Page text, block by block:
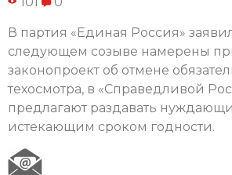
В партия «Единая Россия»
следующем созыве намерены
законопроект об отмене
техосмотра, в «Справедливой
предлагают раздавать
истекающим сроком годности.